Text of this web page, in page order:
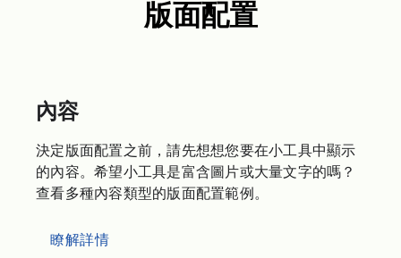
版面配置
內容
決定版面配置之前，請先想想您要在小工具中顯示
的內容。希望小工具是富含圖片或大量文字的嗎？
查看多種內容類型的版面配置範例。
瞭解詳情